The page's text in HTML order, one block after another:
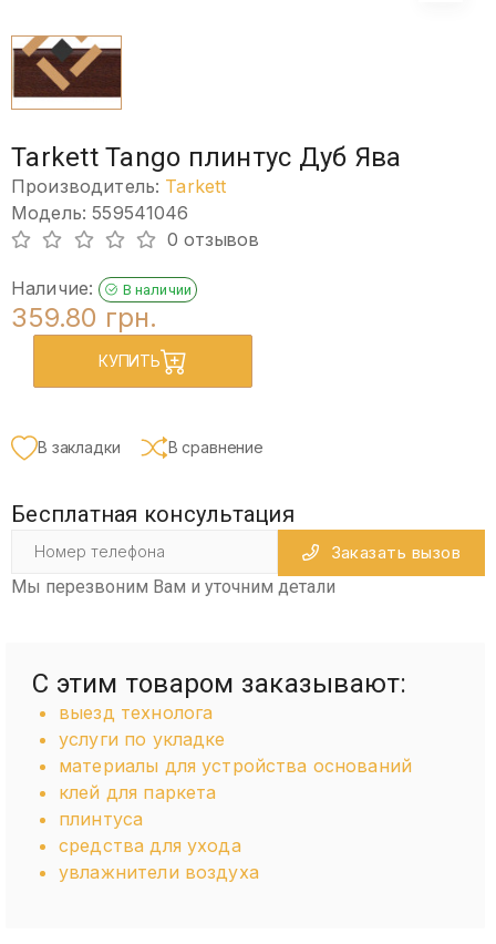
Tarkett Tango плинтус Дуб Ява
Производитель: Tarkett
Модель: 559541046
0 отзывов
Наличие: В наличии
359.80 грн.
КУПИТЬ
В закладки В сравнение
Бесплатная консультация
Заказать вызов
Мы перезвоним Вам и уточним детали
С этим товаром заказывают:
выезд технолога
услуги по укладке
материалы для устройства оснований
клей для паркета
плинтуса
средства для ухода
увлажнители воздуха